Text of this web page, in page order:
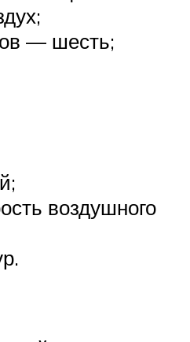
— шесть;
воздушного